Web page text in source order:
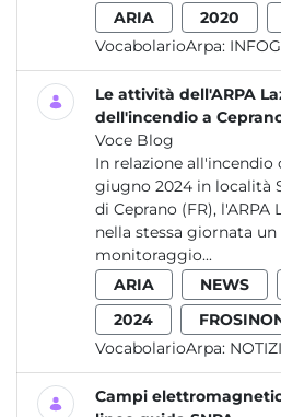
ARIA 2020
VocabolarioArpa:
Le attività dell'ARPA
dell'incendio a
Voce Blog
In relazione all'incendio
giugno 2024 in località
di Ceprano (FR),
nella stessa giornata
monitoraggio...
ARIA
NEWS
2024
VocabolarioArpa:
Campi